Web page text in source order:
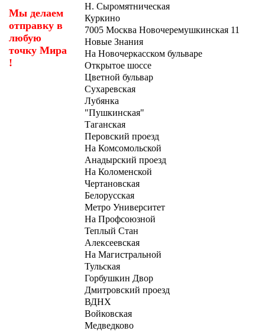
Мы делаем
отправку в
любую
точку Мира
!
Н. Сыромятническая
Куркино
7005 Москва Новочеремушкинская 11
Новые Знания
На Новочеркасском бульваре
Открытое шоссе
Цветной бульвар
Сухаревская
Лубянка
"Пушкинская"
Таганская
Перовский проезд
На Комсомольской
Анадырский проезд
На Коломенской
Чертановская
Белорусская
Метро Университет
На Профсоюзной
Теплый Стан
Алексеевская
На Магистральной
Тульская
Горбушкин Двор
Дмитровский проезд
ВДНХ
Войковская
Медведково